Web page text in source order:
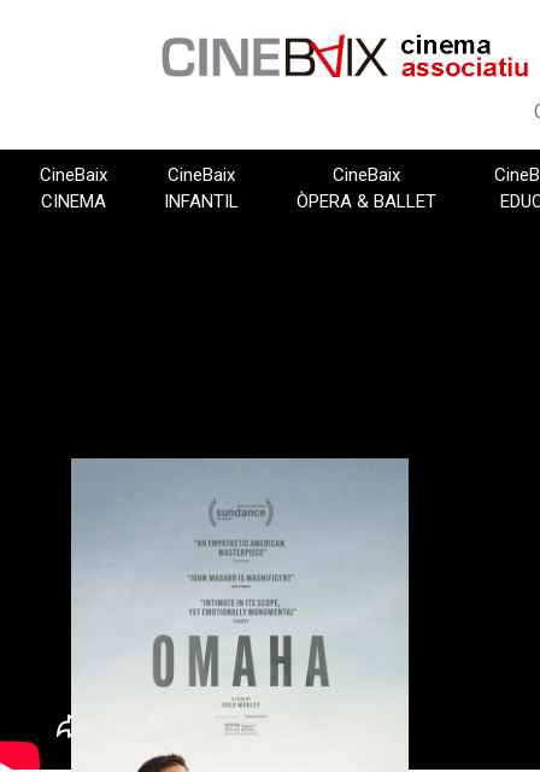
CineBaix
CINEMA
CineBaix
INFANTIL
CineBaix
ÒPERA & BALLET